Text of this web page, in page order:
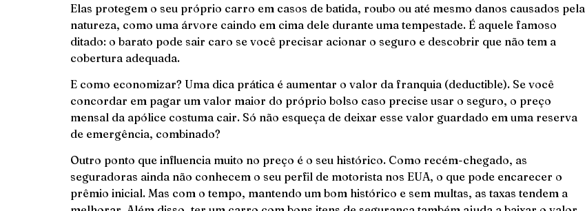
Elas protegem o seu próprio carro em casos de batida, roubo ou até mesmo danos causados pela
natureza, como uma árvore caindo em cima dele durante uma tempestade. É aquele famoso
ditado: o barato pode sair caro se você precisar acionar o seguro e descobrir que não tem a
cobertura adequada.
E como economizar? Uma dica prática é aumentar o valor da franquia (deductible). Se você
concordar em pagar um valor maior do próprio bolso caso precise usar o seguro, o preço
mensal da apólice costuma cair. Só não esqueça de deixar esse valor guardado em uma reserva
de emergência, combinado?
Outro ponto que influencia muito no preço é o seu histórico. Como recém-chegado, as
seguradoras ainda não conhecem o seu perfil de motorista nos EUA, o que pode encarecer o
prêmio inicial. Mas com o tempo, mantendo um bom histórico e sem multas, as taxas tendem a